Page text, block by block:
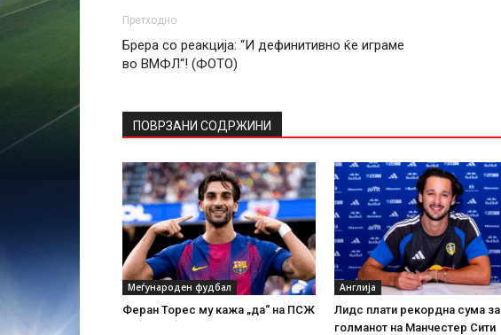
Претходно
Брера со реакција: “И дефинитивно ќе играме
во ВМФЛ“! (ФОТО)
ПОВРЗАНИ СОДРЖИНИ
Меѓународен фудбал
Феран Торес му кажа „да“ на ПСЖ
Англија
Лидс плати рекордна сума за
голманот на Манчестер Сити